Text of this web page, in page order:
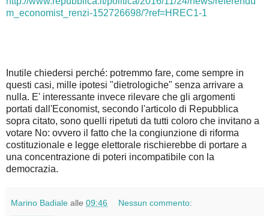
m_economist_renzi-152726698/?ref=HREC1-1
Inutile chiedersi perché: potremmo fare, come sempre in
questi casi, mille ipotesi "dietrologiche" senza arrivare a
nulla. E' interessante invece rilevare che gli argomenti
portati dall'Economist, secondo l'articolo di Repubblica
sopra citato, sono quelli ripetuti da tutti coloro che invitano a
votare No: ovvero il fatto che la congiunzione di riforma
costituzionale e legge elettorale rischierebbe di portare a
una concentrazione di poteri incompatibile con la
democrazia.
Marino Badiale alle 09:46 Nessun commento: